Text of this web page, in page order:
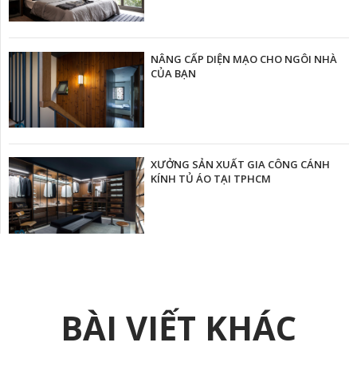
NÂNG CẤP DIỆN MẠO CHO NGÔI NHÀ
CỦA BẠN
XƯỞNG SẢN XUẤT GIA CÔNG CÁNH
KÍNH TỦ ÁO TẠI TPHCM
BÀI VIẾT KHÁC